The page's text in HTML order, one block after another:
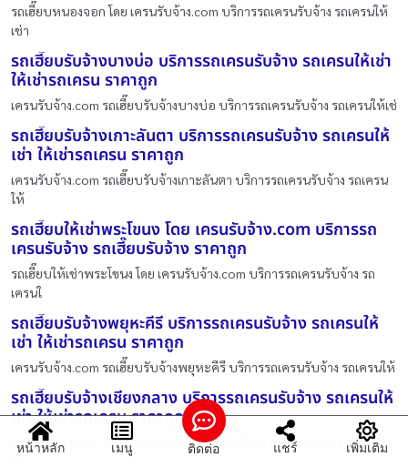
รถเฮี๊ยบหนองจอก โดย เครนรับจ้าง.com บริการรถเครนรับจ้าง รถเครนให้
เช่า
รถเฮี๊ยบรับจ้างบางบ่อ บริการรถเครนรับจ้าง รถเครนให้เช่า
ให้เช่ารถเครน ราคาถูก
เครนรับจ้าง.com รถเฮี๊ยบรับจ้างบางบ่อ บริการรถเครนรับจ้าง รถเครนให้เช่
รถเฮี๊ยบรับจ้างเกาะลันตา บริการรถเครนรับจ้าง รถเครนให้
เช่า ให้เช่ารถเครน ราคาถูก
เครนรับจ้าง.com รถเฮี๊ยบรับจ้างเกาะลันตา บริการรถเครนรับจ้าง รถเครน
ให้
รถเฮี๊ยบให้เช่าพระโขนง โดย เครนรับจ้าง.com บริการรถ
เครนรับจ้าง รถเฮี๊ยบรับจ้าง ราคาถูก
รถเฮี๊ยบให้เช่าพระโขนง โดย เครนรับจ้าง.com บริการรถเครนรับจ้าง รถ
เครนใ
รถเฮี๊ยบรับจ้างพยุหะคีรี บริการรถเครนรับจ้าง รถเครนให้
เช่า ให้เช่ารถเครน ราคาถูก
เครนรับจ้าง.com รถเฮี๊ยบรับจ้างพยุหะคีรี บริการรถเครนรับจ้าง รถเครนให้
รถเฮี๊ยบรับจ้างเชียงกลาง บริการรถเครนรับจ้าง รถเครนให้
เช่า ให้เช่ารถเครน ราคาถูก
เครนรับจ้าง.com รถเฮี๊ยบรับจ้างเชียงกลาง บริการรถเครนรับจ้าง รถเครน
หน้าหลัก เมนู ติดต่อ แชร์ เพิ่มเติม